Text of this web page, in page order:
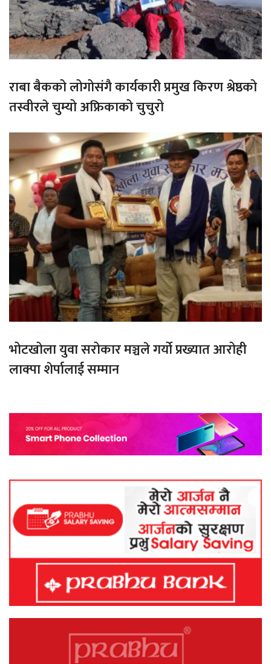
राबा बैकको लोगोसंगै कार्यकारी प्रमुख किरण श्रेष्ठको
तस्वीरले चुम्यो अफ्रिकाको चुचुरो
भोटखोला युवा सरोकार मञ्चले गर्यो प्रख्यात आरोही
लाक्पा शेर्पालाई सम्मान